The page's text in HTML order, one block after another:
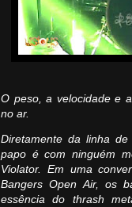
O peso, a velocidade e
no ar.
Diretamente da linha
papo é com ninguém
Violator. Em uma
Bangers Open Air, os
essência do thrash